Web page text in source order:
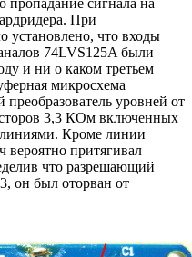
При
установлено, что входы
74LVS125A были
и ни о каком третьем
микросхема
уровней от
3,3 КОм включенных
линиями. Кроме линии
притягивал
что разрешающий
он был оторван от